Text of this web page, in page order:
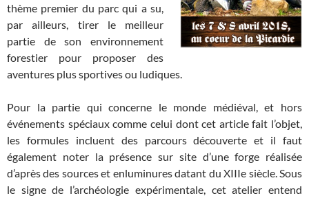
thème premier du parc qui a su,
par ailleurs, tirer le meilleur
partie de son environnement
forestier pour proposer des
aventures plus sportives ou ludiques.
Pour la partie qui concerne le monde médiéval, et hors
événements spéciaux comme celui dont cet article fait l’objet,
les formules incluent des parcours découverte et il faut
également noter la présence sur site d’une forge réalisée
d’après des sources et enluminures datant du XIIIe siècle. Sous
le signe de l’archéologie expérimentale, cet atelier entend